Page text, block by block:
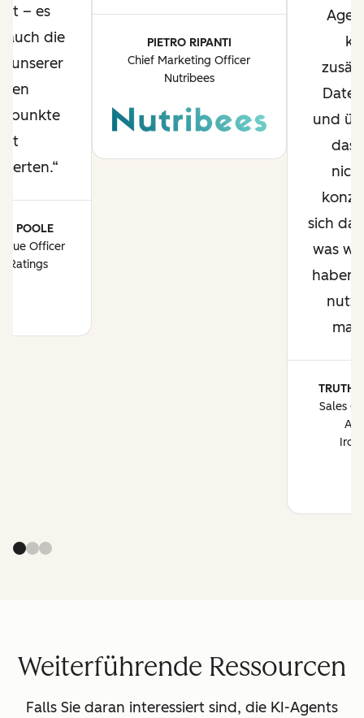
– es
auch die
unserer
POOLE
Officer
PIETRO RIPANTI
Chief Marketing Officer
Nutribees
und
das
sich
was
TRUTH
Sales
Weiterführende Ressourcen
Falls Sie daran interessiert sind, die KI-Agents